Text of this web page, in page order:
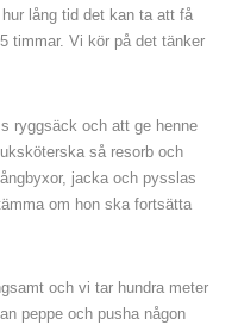
lång tid det kan ta att få
timmar. Vi kör på det tänker
ryggsäck och att ge henne
så resorb och
jacka och pysslas
om hon ska fortsätta
och vi tar hundra meter
peppe och pusha någon